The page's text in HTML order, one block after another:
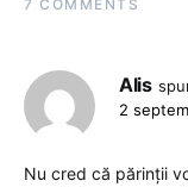
7 COMMENTS
Alis
2
Nu cred că părinții